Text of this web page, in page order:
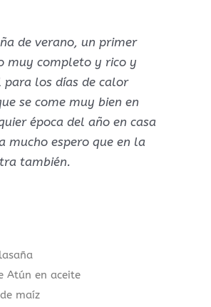
de verano, un primer
muy completo y rico y
para los días de calor
se come muy bien en
época del año en casa
mucho espero que en la
también.
Atún en aceite
maíz